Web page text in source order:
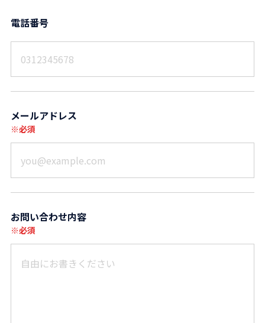
電話番号
メールアドレス
※必須
お問い合わせ内容
※必須